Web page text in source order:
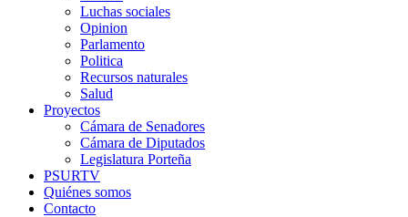
Luchas sociales
Opinion
Parlamento
Politica
Recursos naturales
Salud
Proyectos
Cámara de Senadores
Cámara de Diputados
Legislatura Porteña
PSURTV
Quiénes somos
Contacto